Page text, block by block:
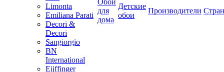
Limonta
Emiliana Parati
Decori &
Decori
Sangiorgio
BN
International
Eijffinger
Обои
для
дома
Детские
обои
Производители